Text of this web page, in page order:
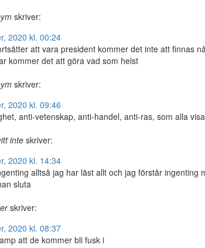
skriver:
2020 kl. 00:24
att vara president kommer det inte att finnas
kommer det att göra vad som helst
skriver:
2020 kl. 09:46
anti-vetenskap, anti-handel, anti-ras, som alla
inte skriver:
2020 kl. 14:34
alltså jag har läst allt och jag förstår ingenting
sluta
skriver:
2020 kl. 08:37
att de kommer bli fusk i